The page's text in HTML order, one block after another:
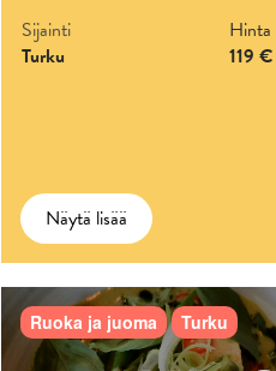
Sijainti
Turku
Hinta
119 €
Näytä lisää
Ruoka ja juoma Turku